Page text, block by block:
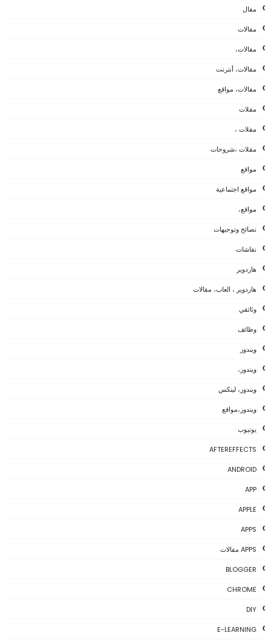
مقال
مقالات
مقالات،
مقالات، أنترنت
مقالات، مواقع
مقلات
مقلات ،
مقلات ،شروحات
مواقع
مواقع اجتماعية
مواقع،
نصائح وتوجيهات
نقاشات
هاردوير
هاردوير ، العاب، مقالات
وثائقي
وظائف
ويندوز
ويندوز،
ويندوز، لينكس
ويندوز،مواقع
يوتيوب
AFTEREFFECTS
ANDROID
APP
APPLE
APPS
APPS مقالات
BLOGGER
CHROME
DIY
E-LEARNING